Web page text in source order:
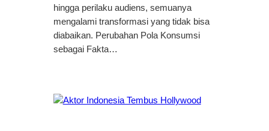
hingga perilaku audiens, semuanya
mengalami transformasi yang tidak bisa
diabaikan. Perubahan Pola Konsumsi
sebagai Fakta…